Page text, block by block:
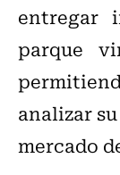
entregar
parque
analizar
mercado